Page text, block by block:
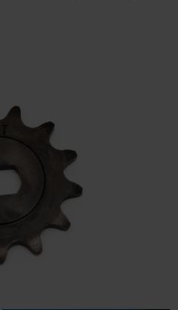
Solglasögon 5 pack
125